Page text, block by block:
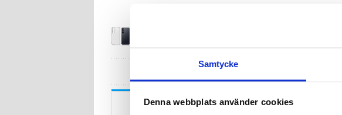
Samtycke
Denna webbplats använder cookies
Beskrivning